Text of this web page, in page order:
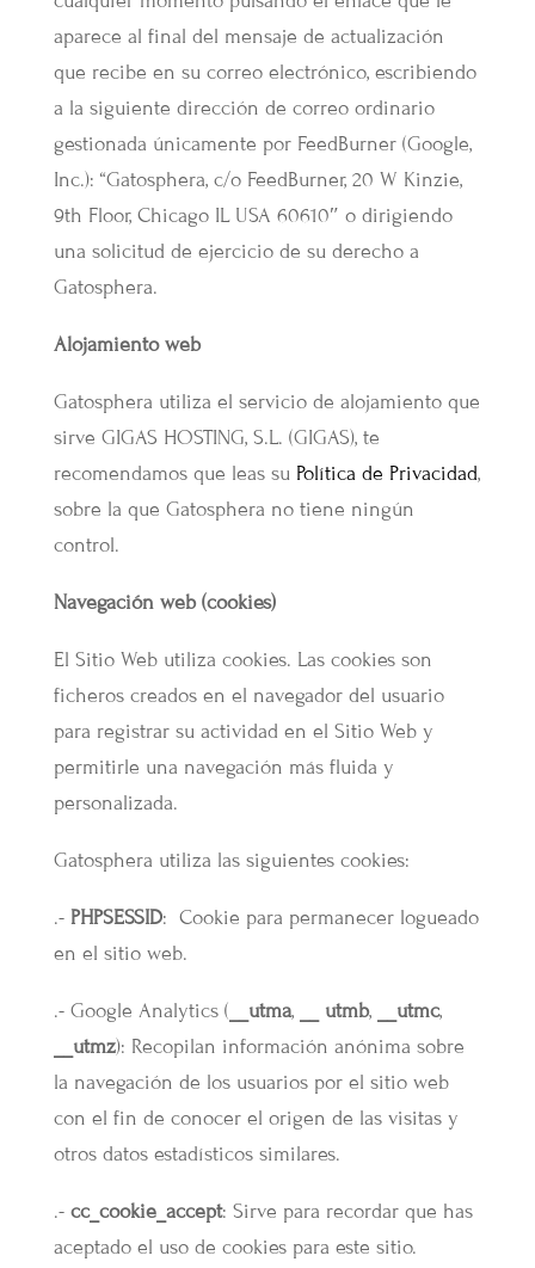
aparece al final del mensaje de actualización
que recibe en su correo electrónico, escribiendo
a la siguiente dirección de correo ordinario
gestionada únicamente por FeedBurner (Google,
Inc.): “Gatosphera, c/o FeedBurner, 20 W Kinzie,
9th Floor, Chicago IL USA 60610″ o dirigiendo
una solicitud de ejercicio de su derecho a
Gatosphera.
Alojamiento web
Gatosphera utiliza el servicio de alojamiento que
sirve GIGAS HOSTING, S.L. (GIGAS), te
recomendamos que leas su Política de Privacidad,
sobre la que Gatosphera no tiene ningún
control.
Navegación web (cookies)
El Sitio Web utiliza cookies. Las cookies son
ficheros creados en el navegador del usuario
para registrar su actividad en el Sitio Web y
permitirle una navegación más fluida y
personalizada.
Gatosphera utiliza las siguientes cookies:
.- PHPSESSID: Cookie para permanecer logueado
en el sitio web.
.- Google Analytics ( __utma, __ utmb, __utmc,
__utmz): Recopilan información anónima sobre
la navegación de los usuarios por el sitio web
con el fin de conocer el origen de las visitas y
otros datos estadísticos similares.
.- cc_cookie_accept: Sirve para recordar que has
aceptado el uso de cookies para este sitio.